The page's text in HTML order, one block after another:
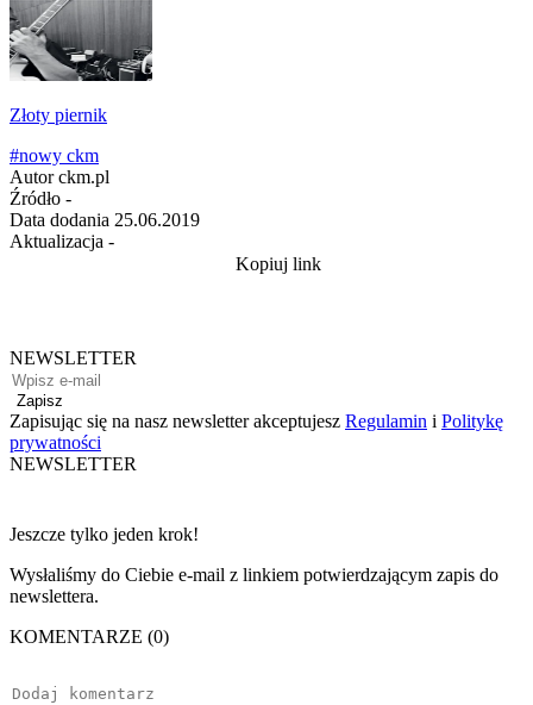
Złoty piernik
#nowy ckm
Autor ckm.pl
Źródło -
Data dodania 25.06.2019
Aktualizacja -
Kopiuj link
NEWSLETTER
Zapisz
Zapisując się na nasz newsletter akceptujesz Regulamin i Politykę
prywatności
NEWSLETTER
Jeszcze tylko jeden krok!
Wysłaliśmy do Ciebie e-mail z linkiem potwierdzającym zapis do
newslettera.
KOMENTARZE (0)